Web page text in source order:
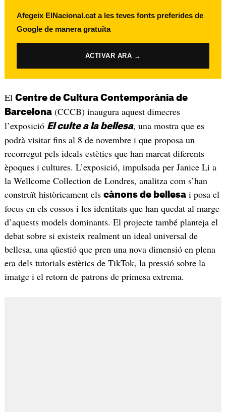
Afegeix ElNacional.cat a les teves fonts preferides de
Google de manera gratuïta
ACTIVAR ARA →
El Centre de Cultura Contemporània de
Barcelona(CCCB) inaugura aquest dimecres
l’exposició El culte a la bellesa, una mostra que es
podrà visitar fins al 8 de novembre i que proposa un
recorregut pels ideals estètics que han marcat diferents
èpoques i cultures. L’exposició, impulsada per Janice Li a
la Wellcome Collection de Londres, analitza com s’han
construït històricament els cànons de bellesai posa el
focus en els cossos i les identitats que han quedat al marge
d’aquests models dominants. El projecte també planteja el
debat sobre si existeix realment un ideal universal de
bellesa, una qüestió que pren una nova dimensió en plena
era dels tutorials estètics de TikTok, la pressió sobre la
imatge i el retorn de patrons de primesa extrema.